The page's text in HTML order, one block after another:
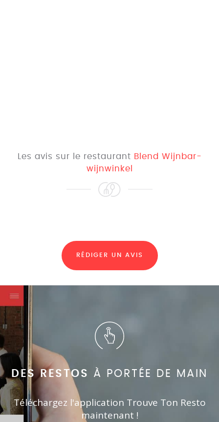
Les avis sur le restaurant Blend Wijnbar-
wijnwinkel
RÉDIGER UN AVIS
DES RESTOS À PORTÉE DE MAIN
Téléchargez l'application Trouve Ton Resto
maintenant !